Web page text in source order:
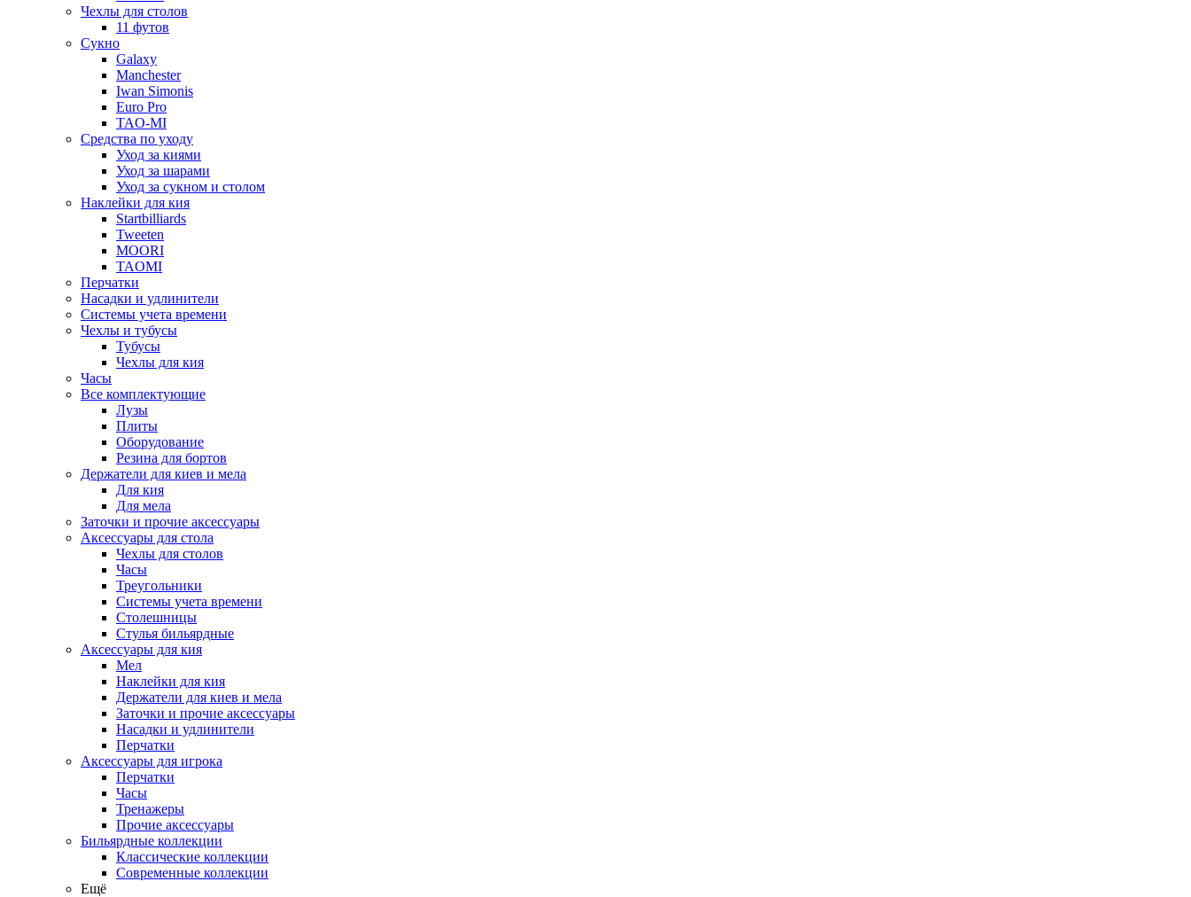
Чехлы для столов
11 футов
Сукно
Galaxy
Manchester
Iwan Simonis
Euro Pro
TAO-MI
Средства по уходу
Уход за киями
Уход за шарами
Уход за сукном и столом
Наклейки для кия
Startbilliards
Tweeten
MOORI
TAOMI
Перчатки
Насадки и удлинители
Системы учета времени
Чехлы и тубусы
Тубусы
Чехлы для кия
Часы
Все комплектующие
Лузы
Плиты
Оборудование
Резина для бортов
Держатели для киев и мела
Для кия
Для мела
Заточки и прочие аксессуары
Аксессуары для стола
Чехлы для столов
Часы
Треугольники
Системы учета времени
Столешницы
Стулья бильярдные
Аксессуары для кия
Мел
Наклейки для кия
Держатели для киев и мела
Заточки и прочие аксессуары
Насадки и удлинители
Перчатки
Аксессуары для игрока
Перчатки
Часы
Тренажеры
Прочие аксессуары
Бильярдные коллекции
Классические коллекции
Современные коллекции
Ещё